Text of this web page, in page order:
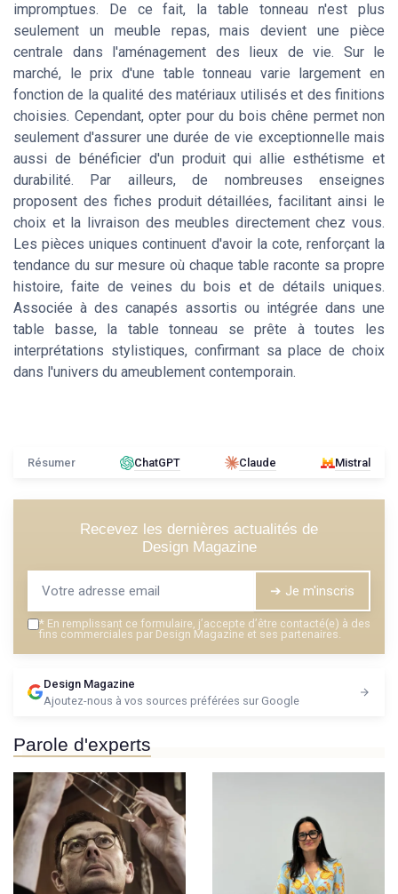
impromptues. De ce fait, la table tonneau n'est plus
seulement un meuble repas, mais devient une pièce
centrale dans l'aménagement des lieux de vie. Sur le
marché, le prix d'une table tonneau varie largement en
fonction de la qualité des matériaux utilisés et des finitions
choisies. Cependant, opter pour du bois chêne permet non
seulement d'assurer une durée de vie exceptionnelle mais
aussi de bénéficier d'un produit qui allie esthétisme et
durabilité. Par ailleurs, de nombreuses enseignes
proposent des fiches produit détaillées, facilitant ainsi le
choix et la livraison des meubles directement chez vous.
Les pièces uniques continuent d'avoir la cote, renforçant la
tendance du sur mesure où chaque table raconte sa propre
histoire, faite de veines du bois et de détails uniques.
Associée à des canapés assortis ou intégrée dans une
table basse, la table tonneau se prête à toutes les
interprétations stylistiques, confirmant sa place de choix
dans l'univers du ameublement contemporain.
Résumer ChatGPT Claude Mistral
Recevez les dernières actualités de
Design Magazine
➔ Je m'inscris
* En remplissant ce formulaire, j’accepte d’être contacté(e) à des
fins commerciales par Design Magazine et ses partenaires.
Design Magazine
Ajoutez-nous à vos sources préférées sur Google
Parole d'experts